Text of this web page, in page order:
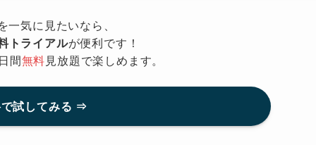
一気に見たいなら、
トライアルが便利です！
間無料見放題で楽しめます。
試してみる ⇒